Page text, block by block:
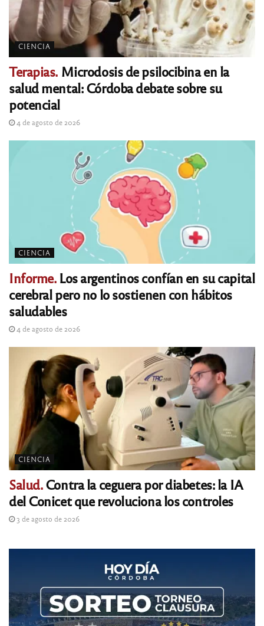
CIENCIA
Terapias. Microdosis de psilocibina en la
salud mental: Córdoba debate sobre su
potencial
4 de agosto de 2026
CIENCIA
Informe.Los argentinos confían en su capital
cerebral pero no lo sostienen con hábitos
saludables
4 de agosto de 2026
CIENCIA
Salud.Contra la ceguera por diabetes: la IA
del Conicet que revoluciona los controles
3 de agosto de 2026